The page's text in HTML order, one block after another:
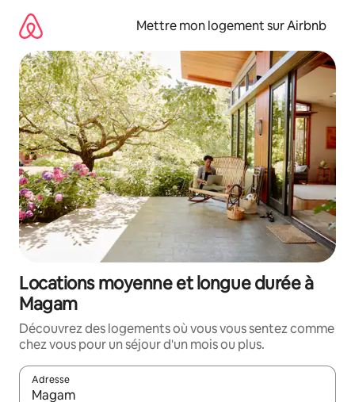
directement
contenu
Mettre mon logement sur Airbnb
Locations moyenne et longue durée à
Magam
Découvrez des logements où vous vous sentez comme
chez vous pour un séjour d'un mois ou plus.
Adresse
Lorsque les résultats s'affichent, utilisez les flèches vers le